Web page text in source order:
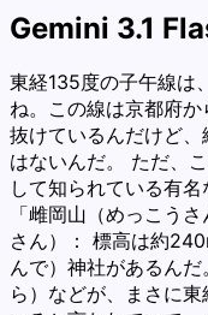
Gemini 3.1
東経135度の子午線は
ね。この線は京都府
抜けているんだけど
はないんだ。 ただ、
して知られている有
「雌岡山（めっこう
さん）： 標高は約
んで）神社があるん
ら）などが、まさに